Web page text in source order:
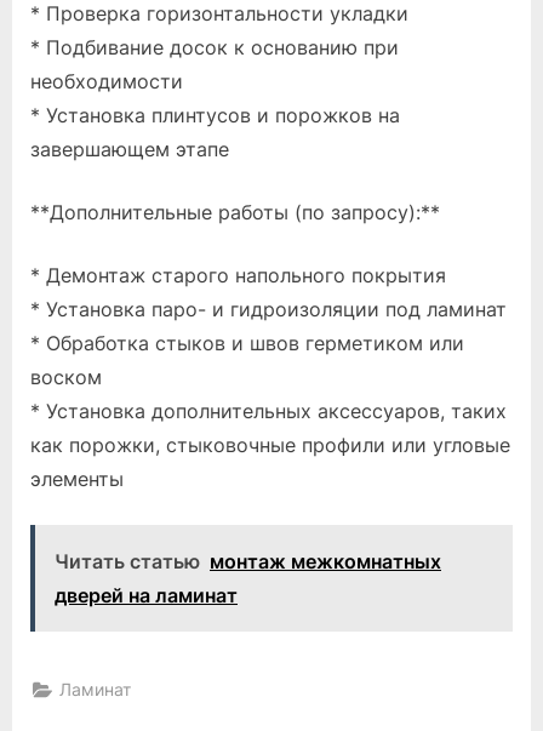
* Проверка горизонтальности укладки
* Подбивание досок к основанию при
необходимости
* Установка плинтусов и порожков на
завершающем этапе
**Дополнительные работы (по запросу):**
* Демонтаж старого напольного покрытия
* Установка паро- и гидроизоляции под ламинат
* Обработка стыков и швов герметиком или
воском
* Установка дополнительных аксессуаров, таких
как порожки, стыковочные профили или угловые
элементы
Читать статью монтаж межкомнатных
дверей на ламинат
Ламинат